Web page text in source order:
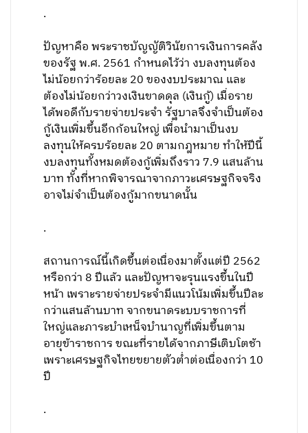
.
ปัญหาคือ พระราชบัญญัติวินัยการเงินการคลัง
ของรัฐ พ.ศ. 2561 กำหนดไว้ว่า งบลงทุนต้อง
ไม่น้อยกว่าร้อยละ 20 ของงบประมาณ และ
ต้องไม่น้อยกว่าวงเงินขาดดุล (เงินกู้) เมื่อราย
ได้พอดีกับรายจ่ายประจำ รัฐบาลจึงจำเป็นต้อง
กู้เงินเพิ่มขึ้นอีกก้อนใหญ่ เพื่อนำมาเป็นงบ
ลงทุนให้ครบร้อยละ 20 ตามกฎหมาย ทำให้ปีนี้
งบลงทุนทั้งหมดต้องกู้เพิ่มถึงราว 7.9 แสนล้าน
บาท ทั้งที่หากพิจารณาจากภาวะเศรษฐกิจจริง
อาจไม่จำเป็นต้องกู้มากขนาดนั้น
.
สถานการณ์นี้เกิดขึ้นต่อเนื่องมาตั้งแต่ปี 2562
หรือกว่า 8 ปีแล้ว และปัญหาจะรุนแรงขึ้นในปี
หน้า เพราะรายจ่ายประจำมีแนวโน้มเพิ่มขึ้นปีละ
กว่าแสนล้านบาท จากขนาดระบบราชการที่
ใหญ่และภาระบำเหน็จบำนาญที่เพิ่มขึ้นตาม
อายุข้าราชการ ขณะที่รายได้จากภาษีเติบโตช้า
เพราะเศรษฐกิจไทยขยายตัวต่ำต่อเนื่องกว่า 10
ปี
.